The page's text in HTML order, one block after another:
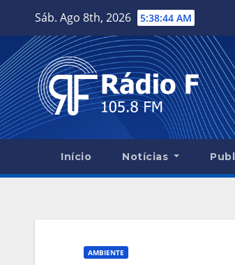
content
Sáb. Ago 8th, 2026 5:38:45 AM
Início Notícias
AMBIENTE